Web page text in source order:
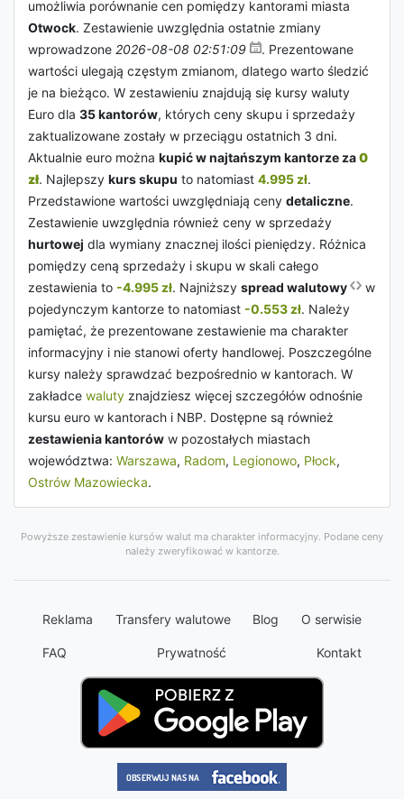
umożliwia porównanie cen pomiędzy kantorami miasta
Otwock. Zestawienie uwzględnia ostatnie zmiany
wprowadzone 2026-08-08 02:51:09
. Prezentowane
wartości ulegają częstym zmianom, dlatego warto śledzić
je na bieżąco. W zestawieniu znajdują się kursy waluty
Euro dla 35 kantorów, których ceny skupu i sprzedaży
zaktualizowane zostały w przeciągu ostatnich 3 dni.
Aktualnie euro można kupić w najtańszym kantorze za0
zł. Najlepszy kurs skupu to natomiast 4.995 zł.
Przedstawione wartości uwzględniają ceny detaliczne.
Zestawienie uwzględnia również ceny w sprzedaży
hurtowej dla wymiany znacznej ilości pieniędzy. Różnica
pomiędzy ceną sprzedaży i skupu w skali całego
zestawienia to -4.995 zł. Najniższy spread walutowy
w
pojedynczym kantorze to natomiast -0.553 zł. Należy
pamiętać, że prezentowane zestawienie ma charakter
informacyjny i nie stanowi oferty handlowej. Poszczególne
kursy należy sprawdzać bezpośrednio w kantorach. W
zakładce waluty znajdziesz więcej szczegółów odnośnie
kursu euro w kantorach i NBP. Dostępne są również
zestawienia kantorów w pozostałych miastach
województwa: Warszawa, Radom, Legionowo, Płock,
Ostrów Mazowiecka.
Powyższe zestawienie kursów walut ma charakter informacyjny. Podane ceny
należy zweryfikować w kantorze.
Reklama Transfery walutowe Blog O serwisie
FAQ Prywatność Kontakt